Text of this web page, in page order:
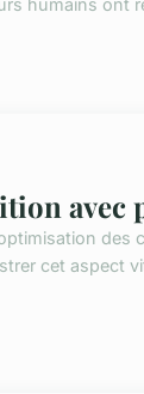
avec
des
cet aspect